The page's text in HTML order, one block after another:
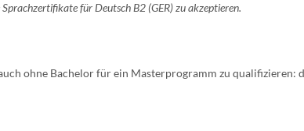
für Deutsch B2 (GER) zu akzeptieren.
ohne Bachelor für ein Masterprogramm zu qualifizieren: